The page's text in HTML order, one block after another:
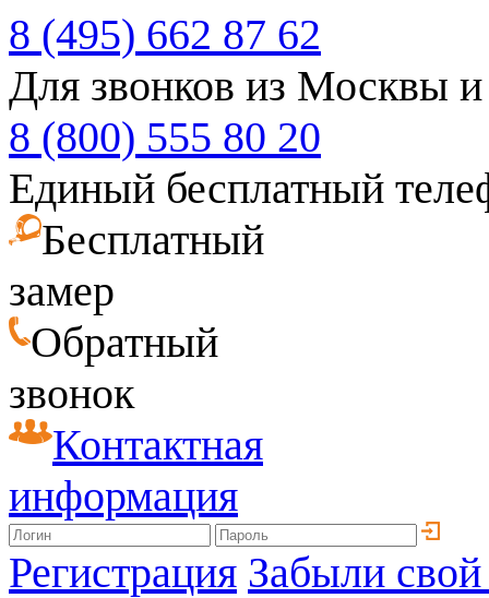
8 (495) 662 87 62
Для звонков из Москвы
8 (800) 555 80 20
Единый бесплатный
Бесплатный
замер
Обратный
звонок
Контактная
информация
Регистрация Забыли